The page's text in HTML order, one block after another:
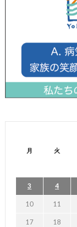
月 火
3 4
10 11
17 18